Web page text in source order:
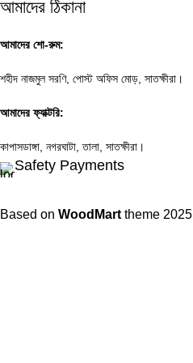
আমাদের ঠিকানা
আমাদের শো-রুম:
শহীদ নাজমুল সরণি, পোস্ট অফিস মোড়, সাতক্ষীরা।
আমাদের ফ্যাক্টরি:
কাপাসডাঙ্গা, নগরঘাটা, তালা, সাতক্ষীরা।
Safety Payments
Based on WoodMart theme 2025